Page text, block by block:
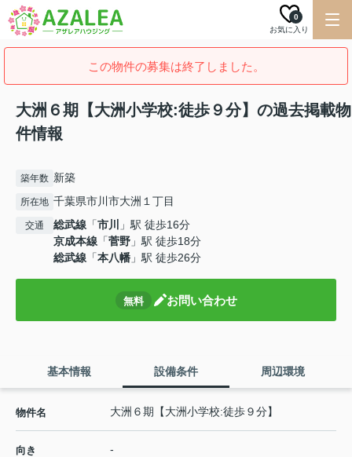
お気に入り
0
この物件の募集は終了しました。
大洲６期【大洲小学校:徒歩９分】の過去掲載物
件情報
築年数 新築
所在地 千葉県市川市大洲１丁目
交通 総武線 「市川
」駅 徒歩16分
京成本線 「菅野 」駅 徒歩18分
総武線 「本八幡 」駅 徒歩26分
無料 お問い合わせ
基本情報 設備条件 周辺環境
物件名 大洲６期【大洲小学校:徒歩９分】
向き -